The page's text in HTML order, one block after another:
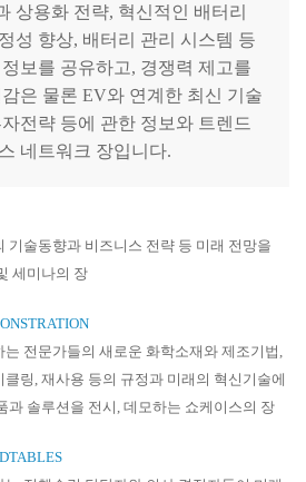
상용화 전략, 혁신적인 배터리
성 향상, 배터리 관리 시스템 등
보를 공유하고, 경쟁력 제고를
은 물론 EV와 연계한 최신 기술
전략 등에 관한 정보와 트렌드
네트워크 장입니다.
기술동향과 비즈니스 전략 등 미래 전망을
세미나의 장
전문가들의 새로운 화학소재와 제조기법,
링, 재사용 등의 규정과 미래의 혁신기술에
과 솔루션을 전시, 데모하는 쇼케이스의 장